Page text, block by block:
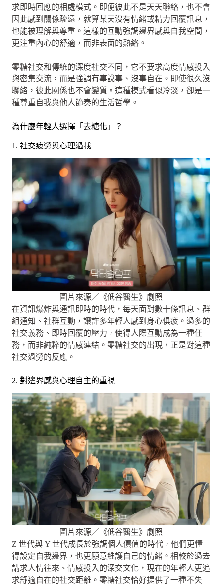
求即時回應的相處模式。即便彼此不是天天聯絡，也不會
因此感到關係疏遠，就算某天沒有情緒或精力回覆訊息，
也能被理解與尊重。這樣的互動強調邊界感與自我空間，
更注重內心的舒適，而非表面的熱絡。
零糖社交和傳統的深度社交不同，它不要求高度情感投入
與密集交流，而是強調有事說事、沒事自在。即使很久沒
聯絡，彼此關係也不會變質。這種模式看似冷淡，卻是一
種尊重自我與他人節奏的生活哲學。
為什麼年輕人選擇「去糖化」？
1. 社交疲勞與心理過載
圖片來源／《低谷醫生》劇照
在資訊爆炸與通訊即時的時代，每天面對數十條訊息、群
組通知、社群互動，讓許多年輕人感到身心俱疲。過多的
社交義務、即時回覆的壓力，使得人際互動成為一種任
務，而非純粹的情感連結。零糖社交的出現，正是對這種
社交過勞的反應。
2. 對邊界感與心理自主的重視
圖片來源／《低谷醫生》劇照
Z 世代與 Y 世代成長於強調個人價值的時代，他們更懂
得設定自我邊界，也更願意維護自己的情緒。相較於過去
講求人情往來、情感投入的深交文化，現在的年輕人更追
求舒適自在的社交距離。零糖社交恰好提供了一種不失